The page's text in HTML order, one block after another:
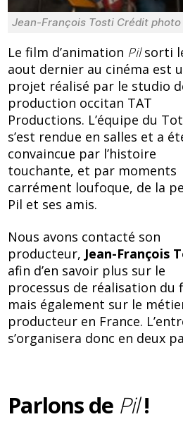
Jean-François Tosti Crédit photo
Le film d’animation Pilsorti
aout dernier au cinéma est
projet réalisé par le studio
production occitan TAT
Productions. L’équipe du
s’est rendue en salles et a
convaincue par l’histoire
touchante, et par moments
carrément loufoque, de la
Pil et ses amis.
Nous avons contacté son
producteur, Jean-François
afin d’en savoir plus sur le
processus de réalisation du
mais également sur le
producteur en France.
s’organisera donc en deux
Parlons de Pil!